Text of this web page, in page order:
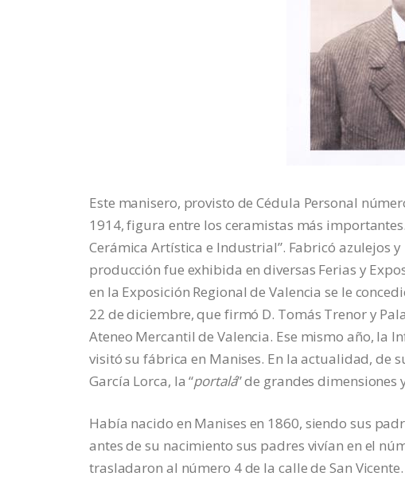
Este manisero, provisto de Cédula Personal
1914, figura entre los ceramistas más
Cerámica Artística e Industrial”. Fabricó azulejos
producción fue exhibida en diversas Ferias y
en la Exposición Regional de Valencia se le
22 de diciembre, que firmó D. Tomás Trenor y
Ateneo Mercantil de Valencia. Ese mismo año, la
visitó su fábrica en Manises. En la actualidad, de
García Lorca, la “portalá” de grandes
Había nacido en Manises en 1860, siendo sus
antes de su nacimiento sus padres vivían en el
trasladaron al número 4 de la calle de San